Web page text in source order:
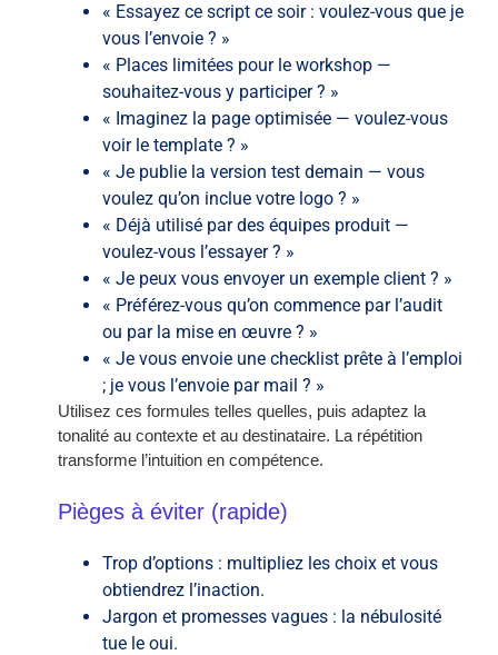
« Essayez ce script ce soir : voulez-vous que je
vous l’envoie ? »
« Places limitées pour le workshop —
souhaitez-vous y participer ? »
« Imaginez la page optimisée — voulez-vous
voir le template ? »
« Je publie la version test demain — vous
voulez qu’on inclue votre logo ? »
« Déjà utilisé par des équipes produit —
voulez-vous l’essayer ? »
« Je peux vous envoyer un exemple client ? »
« Préférez-vous qu’on commence par l’audit
ou par la mise en œuvre ? »
« Je vous envoie une checklist prête à l’emploi
; je vous l’envoie par mail ? »
Utilisez ces formules telles quelles, puis adaptez la
tonalité au contexte et au destinataire. La répétition
transforme l’intuition en compétence.
Pièges à éviter (rapide)
Trop d’options : multipliez les choix et vous
obtiendrez l’inaction.
Jargon et promesses vagues : la nébulosité
tue le oui.